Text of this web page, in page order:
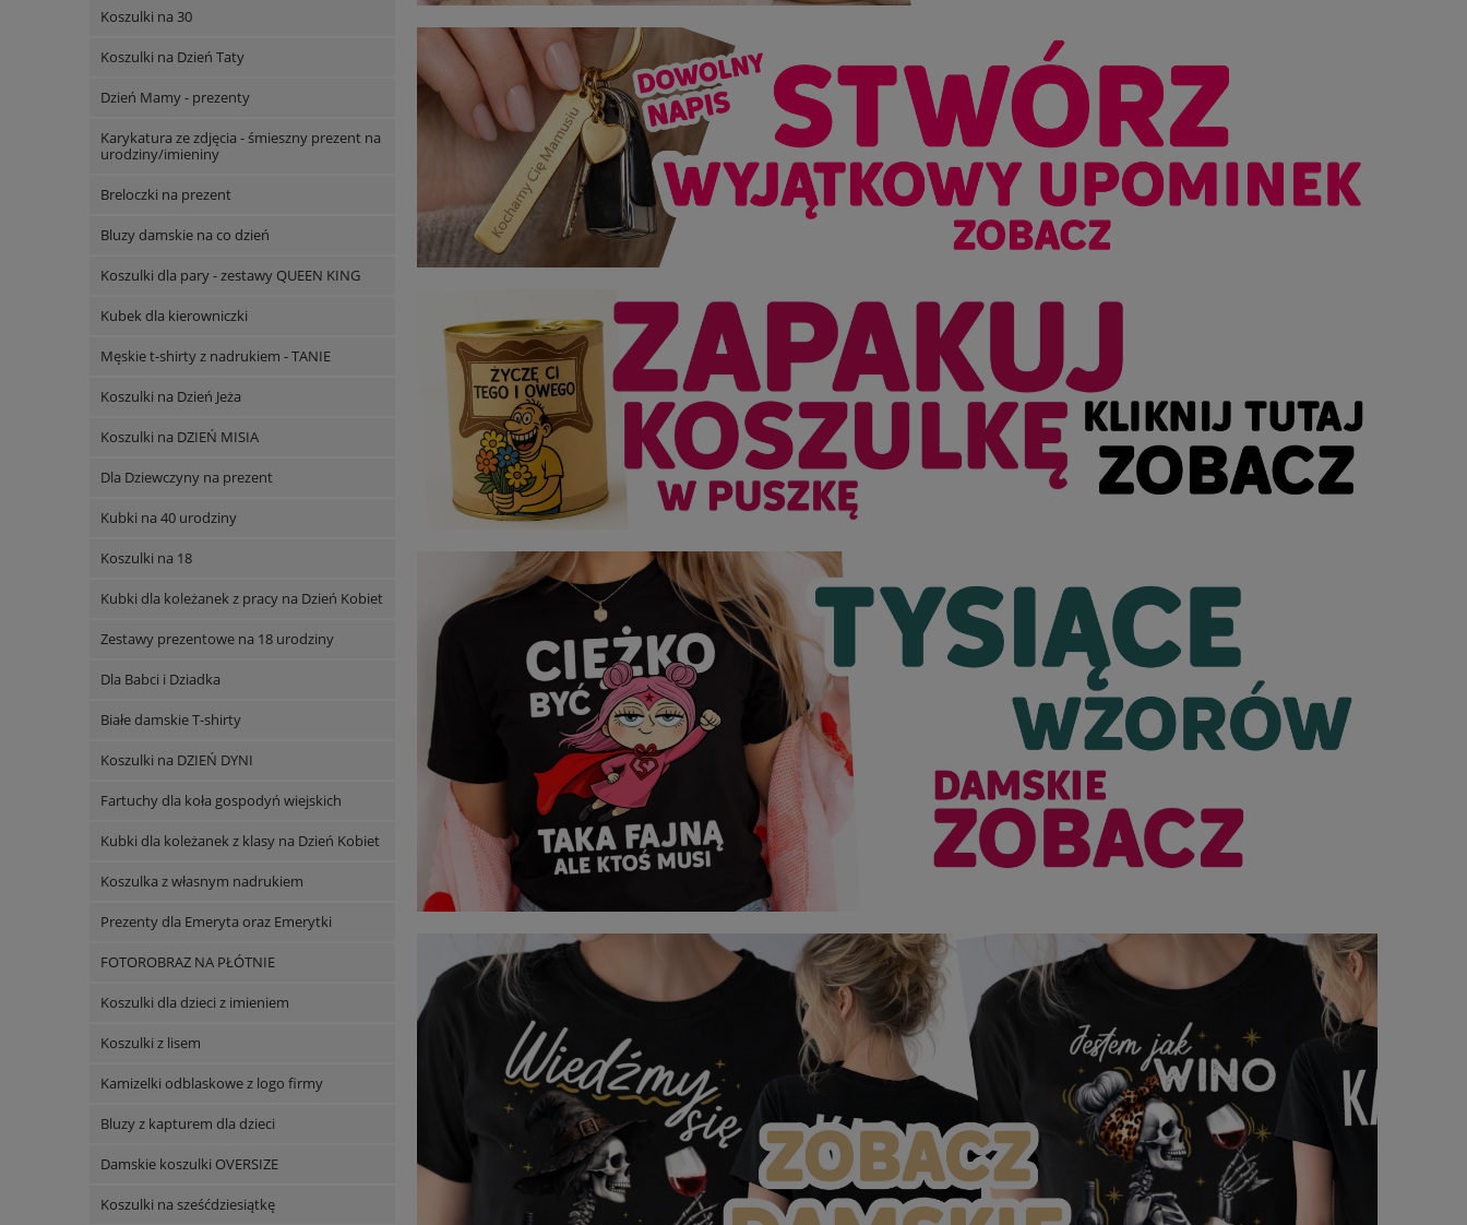
Koszulki na 30
Koszulki na Dzień Taty
Dzień Mamy - prezenty
Karykatura ze zdjęcia - śmieszny prezent na
urodziny/imieniny
Breloczki na prezent
Bluzy damskie na co dzień
Koszulki dla pary - zestawy QUEEN KING
Kubek dla kierowniczki
Męskie t-shirty z nadrukiem - TANIE
Koszulki na Dzień Jeża
Koszulki na DZIEŃ MISIA
Dla Dziewczyny na prezent
Kubki na 40 urodziny
Koszulki na 18
Kubki dla koleżanek z pracy na Dzień Kobiet
Zestawy prezentowe na 18 urodziny
Dla Babci i Dziadka
Białe damskie T-shirty
Koszulki na DZIEŃ DYNI
Fartuchy dla koła gospodyń wiejskich
Kubki dla koleżanek z klasy na Dzień Kobiet
Koszulka z własnym nadrukiem
Prezenty dla Emeryta oraz Emerytki
FOTOROBRAZ NA PŁÓTNIE
Koszulki dla dzieci z imieniem
Koszulki z lisem
Kamizelki odblaskowe z logo firmy
Bluzy z kapturem dla dzieci
Damskie koszulki OVERSIZE
Koszulki na sześćdziesiątkę